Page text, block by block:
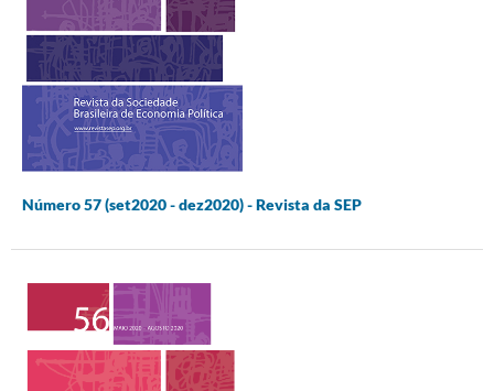
Número 57 (set2020 - dez2020) - Revista da SEP